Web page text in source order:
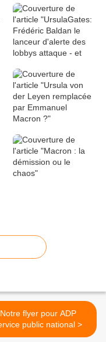
Notre flyer pour ADP
service public national >